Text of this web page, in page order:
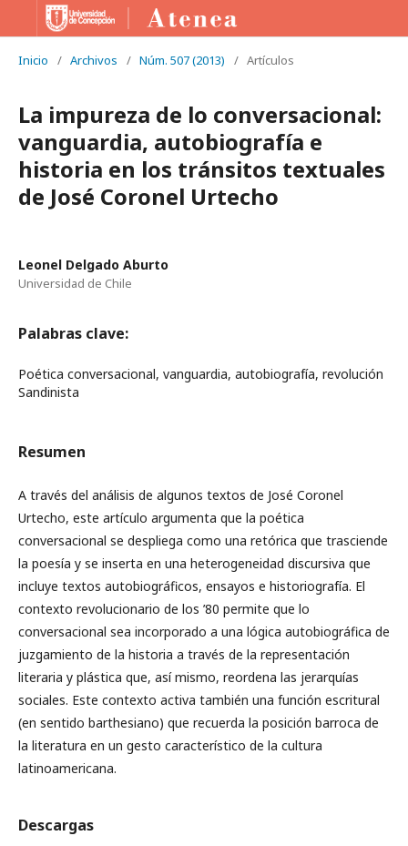
Inicio / Archivos / Núm. 507 (2013) / Artículos
La impureza de lo conversacional:
vanguardia, autobiografía e
historia en los tránsitos textuales
de José Coronel Urtecho
Leonel Delgado Aburto
Universidad de Chile
Palabras clave:
Poética conversacional, vanguardia, autobiografía, revolución
Sandinista
Resumen
A través del análisis de algunos textos de José Coronel
Urtecho, este artículo argumenta que la poética
conversacional se despliega como una retórica que trasciende
la poesía y se inserta en una heterogeneidad discursiva que
incluye textos autobiográficos, ensayos e historiografía. El
contexto revolucionario de los ’80 permite que lo
conversacional sea incorporado a una lógica autobiográfica de
juzgamiento de la historia a través de la representación
literaria y plástica que, así mismo, reordena las jerarquías
sociales. Este contexto activa también una función escritural
(en sentido barthesiano) que recuerda la posición barroca de
la literatura en un gesto característico de la cultura
latinoamericana.
Descargas